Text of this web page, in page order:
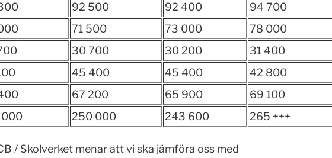
92 500 92 400
94 700
71 500 73 000
78 000
30 700 30 200
31 400
45 400 45 400
42 800
67 200 65 900
69 100
000 250 000 243 600 265 +++
/ Skolverket menar att vi ska jämföra oss med